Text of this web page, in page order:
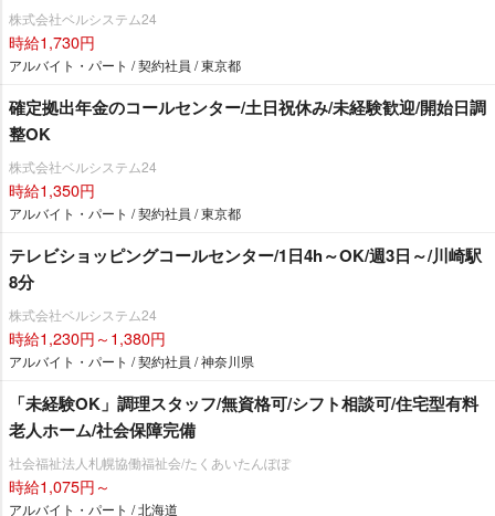
株式会社ベルシステム24
時給1,730円
アルバイト・パート / 契約社員 / 東京都
確定拠出年金のコールセンター/土日祝休み/未経験歓迎/開始日調
整OK
株式会社ベルシステム24
時給1,350円
アルバイト・パート / 契約社員 / 東京都
テレビショッピングコールセンター/1日4h～OK/週3日～/川崎駅
8分
株式会社ベルシステム24
時給1,230円～1,380円
アルバイト・パート / 契約社員 / 神奈川県
「未経験OK」調理スタッフ/無資格可/シフト相談可/住宅型有料
老人ホーム/社会保障完備
社会福祉法人札幌協働福祉会/たくあいたんぽぽ
時給1,075円～
アルバイト・パート / 北海道